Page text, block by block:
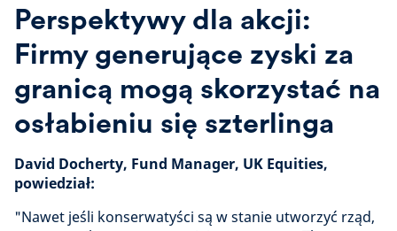
Perspektywy dla akcji:
Firmy generujące zyski za
granicą mogą skorzystać na
osłabieniu się szterlinga
David Docherty, Fund Manager, UK Equities,
powiedział:
"Nawet jeśli konserwatyści są w stanie utworzyć rząd,